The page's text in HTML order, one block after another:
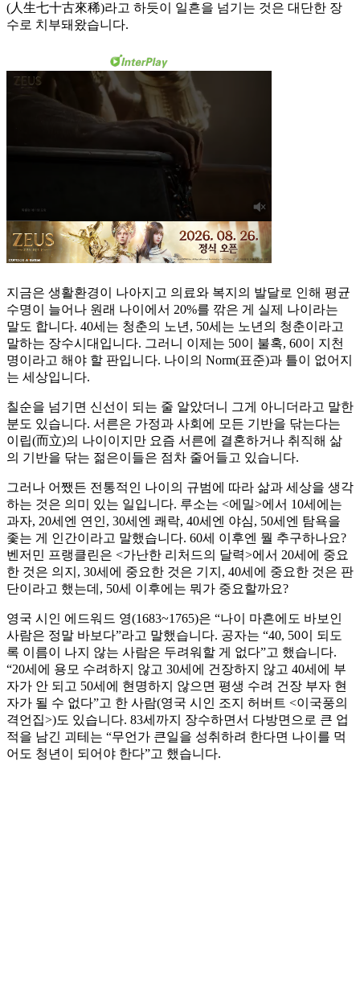
(人生七十古來稀)라고 하듯이 일흔을 넘기는 것은 대단한 장
수로 치부돼왔습니다.
지금은 생활환경이 나아지고 의료와 복지의 발달로 인해 평균
수명이 늘어나 원래 나이에서 20%를 깎은 게 실제 나이라는
말도 합니다. 40세는 청춘의 노년, 50세는 노년의 청춘이라고
말하는 장수시대입니다. 그러니 이제는 50이 불혹, 60이 지천
명이라고 해야 할 판입니다. 나이의 Norm(표준)과 틀이 없어지
는 세상입니다.
칠순을 넘기면 신선이 되는 줄 알았더니 그게 아니더라고 말한
분도 있습니다. 서른은 가정과 사회에 모든 기반을 닦는다는
이립(而立)의 나이이지만 요즘 서른에 결혼하거나 취직해 삶
의 기반을 닦는 젊은이들은 점차 줄어들고 있습니다.
그러나 어쨌든 전통적인 나이의 규범에 따라 삶과 세상을 생각
하는 것은 의미 있는 일입니다. 루소는 <에밀>에서 10세에는
과자, 20세엔 연인, 30세엔 쾌락, 40세엔 야심, 50세엔 탐욕을
좇는 게 인간이라고 말했습니다. 60세 이후엔 뭘 추구하나요?
벤저민 프랭클린은 <가난한 리처드의 달력>에서 20세에 중요
한 것은 의지, 30세에 중요한 것은 기지, 40세에 중요한 것은 판
단이라고 했는데, 50세 이후에는 뭐가 중요할까요?
영국 시인 에드워드 영(1683~1765)은 “나이 마흔에도 바보인
사람은 정말 바보다”라고 말했습니다. 공자는 “40, 50이 되도
록 이름이 나지 않는 사람은 두려워할 게 없다”고 했습니다.
“20세에 용모 수려하지 않고 30세에 건장하지 않고 40세에 부
자가 안 되고 50세에 현명하지 않으면 평생 수려 건장 부자 현
자가 될 수 없다”고 한 사람(영국 시인 조지 허버트 <이국풍의
격언집>)도 있습니다. 83세까지 장수하면서 다방면으로 큰 업
적을 남긴 괴테는 “무언가 큰일을 성취하려 한다면 나이를 먹
어도 청년이 되어야 한다”고 했습니다.